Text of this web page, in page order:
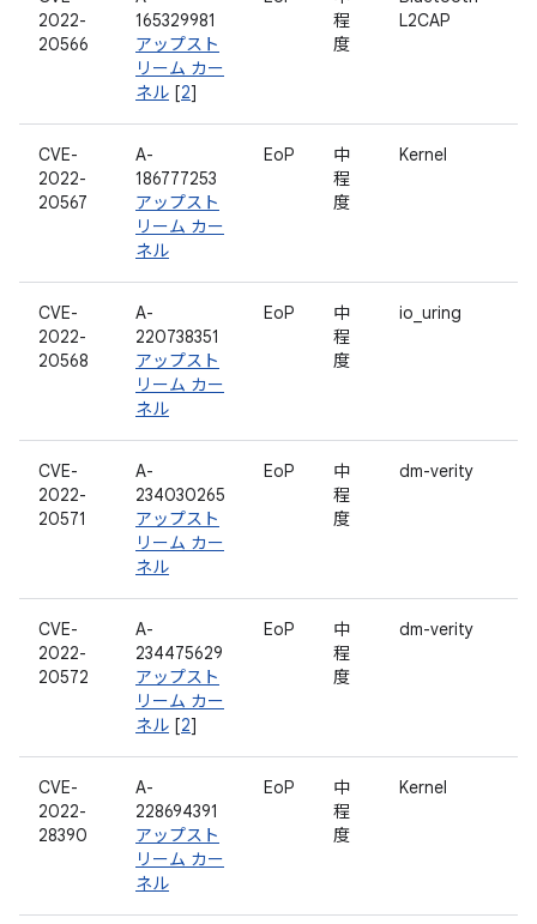
2022-
20566
165329981
アップスト
リーム カー
ネル [2]
程
度
L2CAP
CVE-
2022-
20567
A-
186777253
アップスト
リーム カー
ネル
EoP
中
程
度
Kernel
CVE-
2022-
20568
A-
220738351
アップスト
リーム カー
ネル
EoP
中
程
度
io_uring
CVE-
2022-
20571
A-
234030265
アップスト
リーム カー
ネル
EoP
中
程
度
dm-verity
CVE-
2022-
20572
A-
234475629
アップスト
リーム カー
ネル [2]
EoP
中
程
度
dm-verity
CVE-
2022-
28390
A-
228694391
アップスト
リーム カー
ネル
EoP
中
程
度
Kernel